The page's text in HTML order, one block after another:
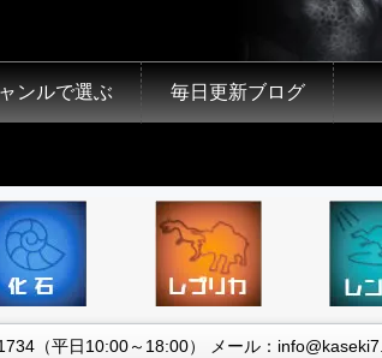
ンルで選ぶ 毎日更新ブログ
（平日10:00～18:00） メール：